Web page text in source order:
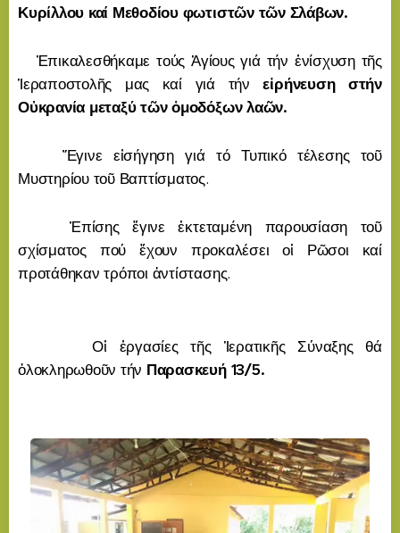
Κυρίλλου καί Μεθοδίου φωτιστῶν τῶν Σλάβων.
Ἐπικαλεσθήκαμε τούς Ἁγίους γιά τήν ἐνίσχυση τῆς
Ἱεραποστολῆς μας καί γιά τήνεἰρήνευση στήν
Οὐκρανία μεταξύ τῶν ὁμοδόξων λαῶν.
Ἔγινε εἰσήγηση γιά τό Τυπικό τέλεσης τοῦ
Μυστηρίου τοῦ Βαπτίσματος.
Ἐπίσης ἔγινε ἐκτεταμένη παρουσίαση τοῦ
σχίσματος πού ἔχουν προκαλέσει οἱ Ρῶσοι καί
προτάθηκαν τρόποι ἀντίστασης.
Οἱ ἐργασίες τῆς Ἱερατικῆς Σύναξης θά
ὁλοκληρωθοῦν τήν Παρασκευή 13/5.